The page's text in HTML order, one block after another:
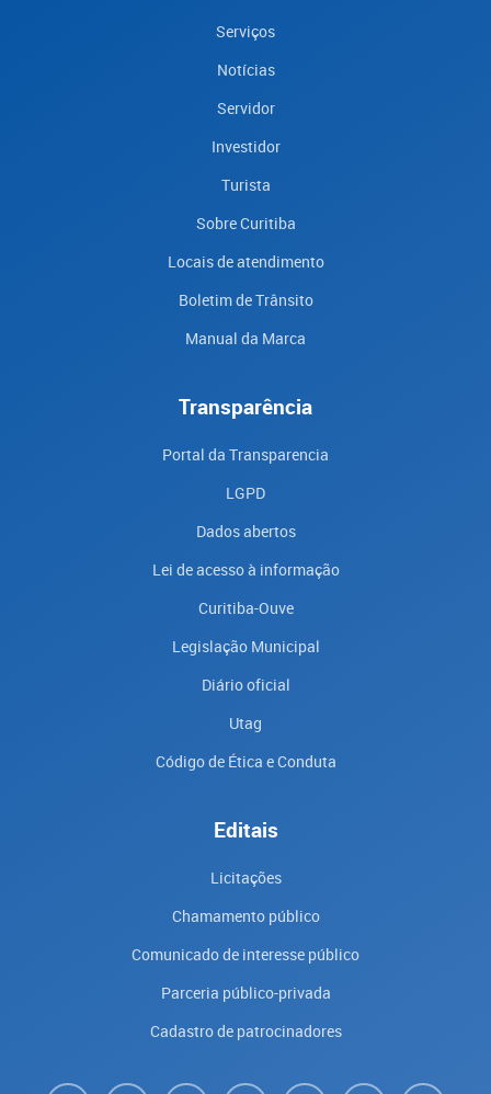
Serviços
Notícias
Servidor
Investidor
Turista
Sobre Curitiba
Locais de atendimento
Boletim de Trânsito
Manual da Marca
Transparência
Portal da Transparencia
LGPD
Dados abertos
Lei de acesso à informação
Curitiba-Ouve
Legislação Municipal
Diário oficial
Utag
Código de Ética e Conduta
Editais
Licitações
Chamamento público
Comunicado de interesse público
Parceria público-privada
Cadastro de patrocinadores